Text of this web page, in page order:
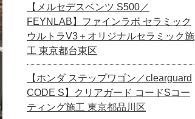
【メルセデスベンツ S500／
FEYNLAB】ファインラボ セラミック
ウルトラV3＋オリジナルセラミック施
工 東京都台東区
【ホンダ ステップワゴン／clearguard
CODE S】クリアガード コードSコー
ティング施工 東京都品川区